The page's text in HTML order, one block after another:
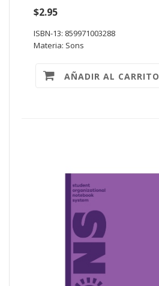
$2.95
ISBN-13: 859971003288
Materia: Sons
AÑADIR AL CARRITO